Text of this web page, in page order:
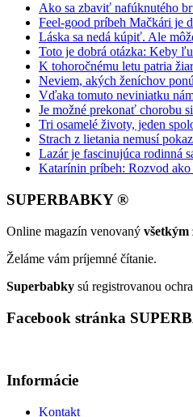
Ako sa zbaviť nafúknutého
Feel-good príbeh Mačkári je
Láska sa nedá kúpiť. Ale
Toto je dobrá otázka: Keby
K tohoročnému letu patria
Neviem, akých ženíchov
Vďaka tomuto neviniatku
Je možné prekonať chorobu
Tri osamelé životy, jeden
Strach z lietania nemusí
Lazár je fascinujúca rodinná
Katarínin príbeh: Rozvod
SUPERBABKY ®
Online magazín venovaný všetkým
Želáme vám príjemné čítanie.
Superbabky sú registrovanou
Facebook stránka
Informácie
Kontakt